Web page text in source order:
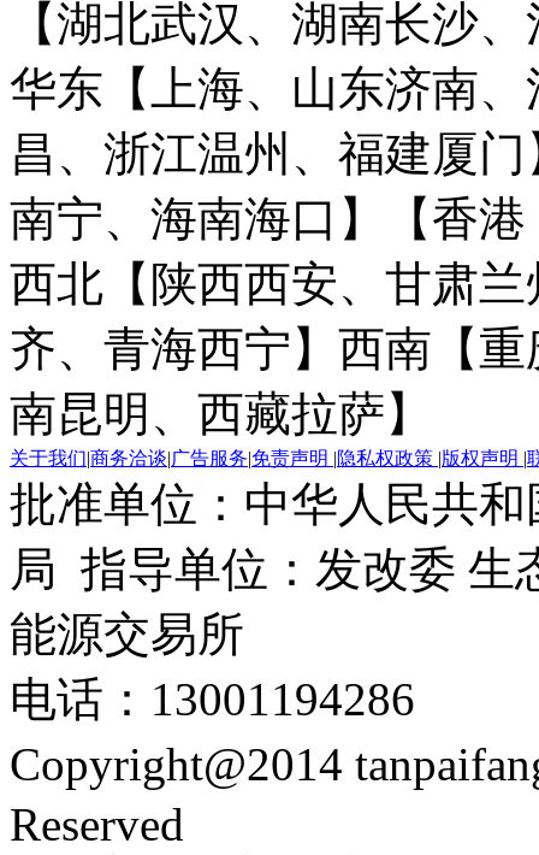
【湖北武汉、湖南长沙
华东【上海、山东济南
昌、浙江温州、福建厦门
南宁、海南海口】
【香
西北【陕西西安、甘肃
齐、青海西宁】 西南【
南昆明、西藏拉萨】
关于我们|商务洽谈|广告服务|免责声明 |隐私权政策 |版权声明 |
批准单位：中华人民共
局 指导单位：发改委 生
能源交易所
电话：13001194286
Copyright@2014
Reserved